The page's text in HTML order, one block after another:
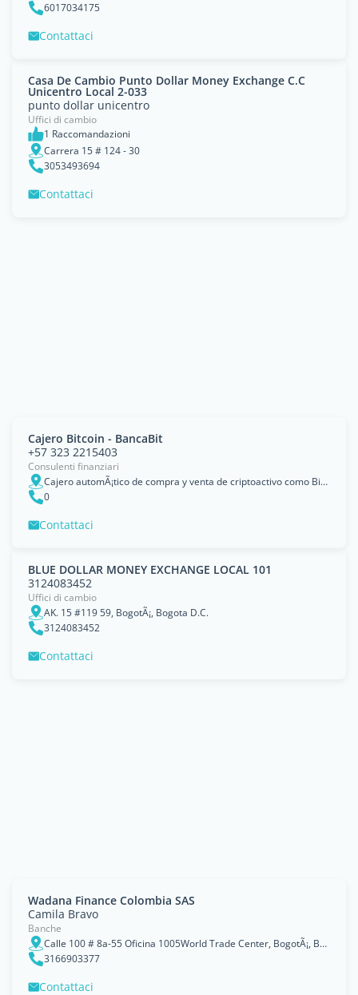
6017034175
Contattaci
Casa De Cambio Punto Dollar Money Exchange C.C
Unicentro Local 2-033
punto dollar unicentro
Uffici di cambio
1 Raccomandazioni
Carrera 15 # 124 - 30
3053493694
Contattaci
Cajero Bitcoin - BancaBit
+57 323 2215403
Consulenti finanziari
Cajero automÃ¡tico de compra y venta de criptoactivo como Bitcoin., Pereira, Risaralda
0
Contattaci
BLUE DOLLAR MONEY EXCHANGE LOCAL 101
3124083452
Uffici di cambio
AK. 15 #119 59, BogotÃ¡, Bogota D.C.
3124083452
Contattaci
Wadana Finance Colombia SAS
Camila Bravo
Banche
Calle 100 # 8a-55 Oficina 1005World Trade Center, BogotÃ¡, Bogota D.C.
3166903377
Contattaci